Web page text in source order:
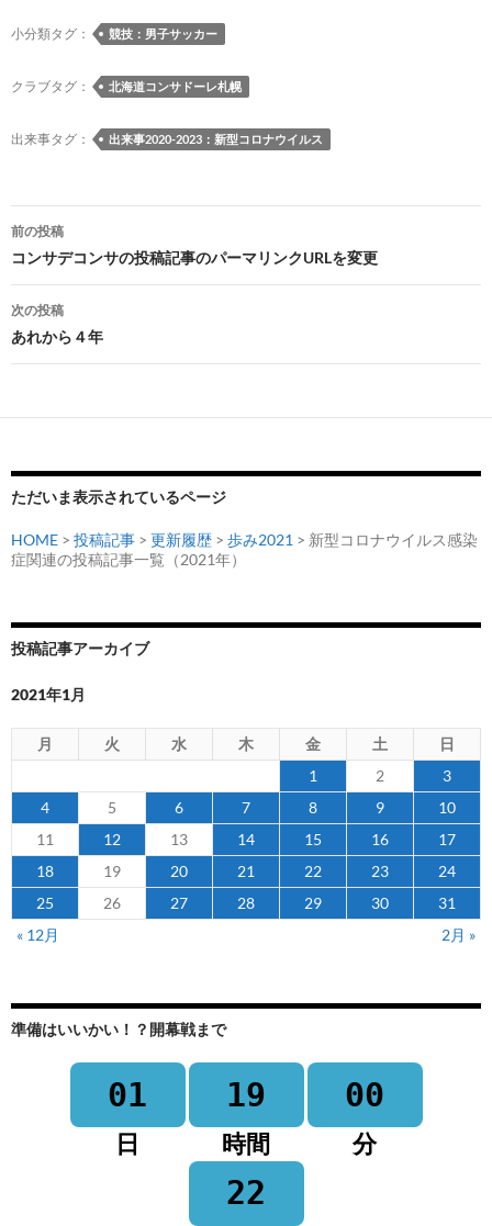
o
o
y
ds
n
小分類タグ： 競技：男子サッカー
クラブタグ： 北海道コンサドーレ札幌
出来事タグ： 出来事2020-2023：新型コロナウイルス
投
稿
ナ
ビ
ー
ョ
ン
前の投稿
コンサデコンサの投稿記事のパーマリンクURLを変更
次の投稿
あれから４年
ただいま表示されているページ
HOME > 投稿記事 > 更新履歴 > 歩み2021 > 新型コロナウイルス感染
症関連の投稿記事一覧（2021年）
投稿記事アーカイブ
2021年1月
月 火 水 木 金 土
日
1
2
3
4
5 6 7 8 9
10
11
12 13 14 15 16
17
18
19 20 21 22 23
24
25
26 27 28 29 30
31
« 12月
2月 »
準備はいいかい！？開幕戦まで
01
日
19
時間
00
分
22